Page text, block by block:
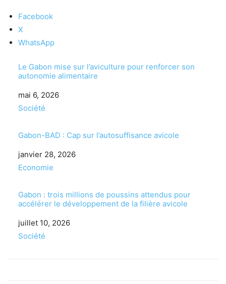
Facebook
X
WhatsApp
Le Gabon mise sur l’aviculture pour renforcer son
autonomie alimentaire
Date
mai 6, 2026
Par rapport à
Société
Gabon-BAD : Cap sur l’autosuffisance avicole
Date
janvier 28, 2026
Par rapport à
Economie
Gabon : trois millions de poussins attendus pour
accélérer le développement de la filière avicole
Date
juillet 10, 2026
Par rapport à
Société